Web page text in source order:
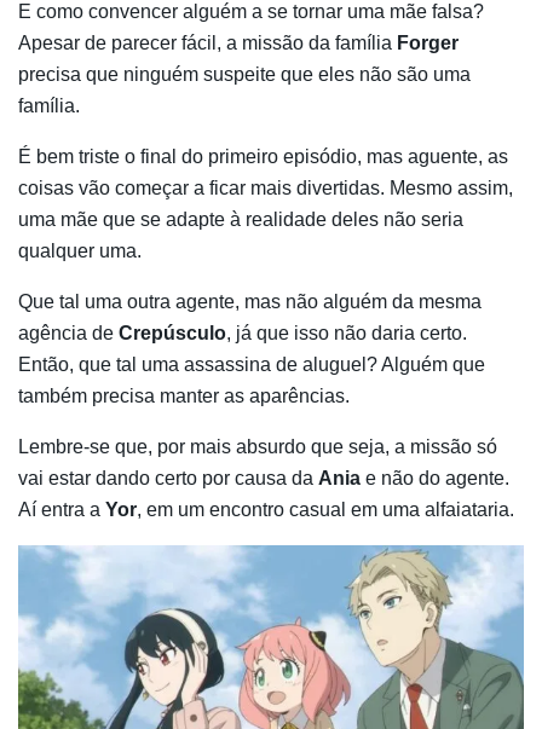
E como convencer alguém a se tornar uma mãe falsa?
Apesar de parecer fácil, a missão da família Forger
precisa que ninguém suspeite que eles não são uma
família.
É bem triste o final do primeiro episódio, mas aguente, as
coisas vão começar a ficar mais divertidas. Mesmo assim,
uma mãe que se adapte à realidade deles não seria
qualquer uma.
Que tal uma outra agente, mas não alguém da mesma
agência de Crepúsculo, já que isso não daria certo.
Então, que tal uma assassina de aluguel? Alguém que
também precisa manter as aparências.
Lembre-se que, por mais absurdo que seja, a missão só
vai estar dando certo por causa da Ania e não do agente.
Aí entra a Yor, em um encontro casual em uma alfaiataria.